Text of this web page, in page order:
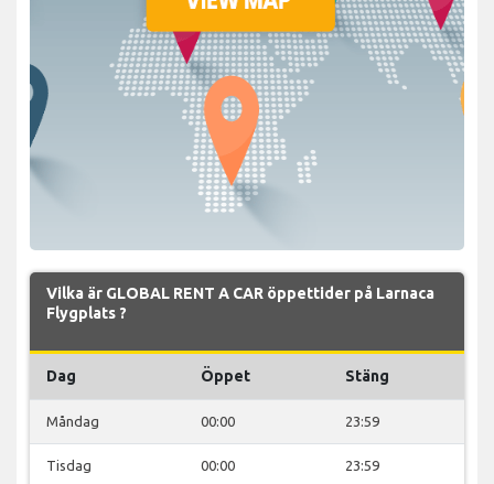
Vilka är GLOBAL RENT A CAR öppettider på Larnaca
Flygplats ?
Dag Öppet Stäng
Måndag 00:00 23:59
Tisdag 00:00 23:59